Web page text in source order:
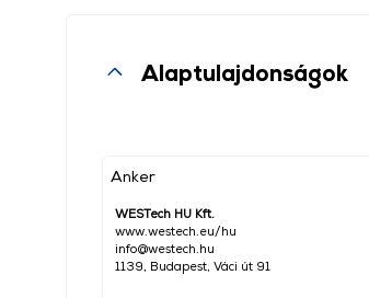
Alaptulajdonságok
Anker
WESTech HU Kft.
www.westech.eu/hu
info@westech.hu
1139, Budapest, Váci út 91